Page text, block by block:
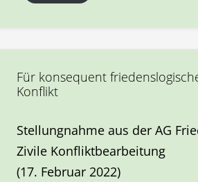
Für konsequent
Konflikt
Stellungnahme aus der AG
Zivile Konfliktbearbeitung
(17. Februar 2022)